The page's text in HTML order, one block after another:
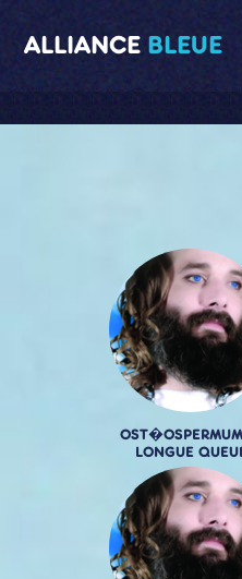
ALLIANCE BLEUE
LONGUE